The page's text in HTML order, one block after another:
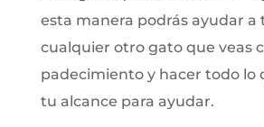
esta manera podrás ayudar a
cualquier otro gato que veas
padecimiento y hacer todo lo
tu alcance para ayudar.